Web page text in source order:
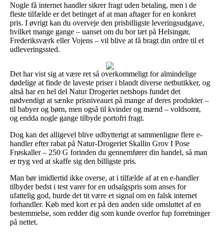
Nogle få internet handler sikrer fragt uden betaling, men i de
fleste tilfælde er det betinget af at man aftager for en konkret
pris. I øvrigt kan du overveje den prisbilligste leveringsudgave,
hvilket mange gange – uanset om du bor tæt på Helsingør,
Frederiksværk eller Vojens – vil blive at få bragt din ordre til et
udleveringssted.
Det har vist sig at være ret så overkommeligt for almindelige
dødelige at finde de laveste priser i blandt diverse netbutikker, og
altså har en hel del Natur Drogeriet netshops fundet det
nødvendigt at sænke prisniveauet på mange af deres produkter –
til babyer og børn, men også til kvinder og mænd – voldsomt,
og endda nogle gange tilbyde portofri fragt.
Dog kan det alligevel blive udbytterigt at sammenligne flere e-
handler efter rabat på Natur-Drogeriet Skallin Grov I Pose
Frøskaller – 250 G forinden du gennemfører din handel, så man
er tryg ved at skaffe sig den billigste pris.
Man bør imidlertid ikke overse, at i tilfælde af at en e-handler
tilbyder bedst i test varer for en udsalgspris som anses for
ufattelig god, burde det tit være et signal om en falsk internet
forhandler. Køb med kort er på den anden side omsluttet af en
bestemmelse, som redder dig som kunde overfor fup forretninger
på nettet.